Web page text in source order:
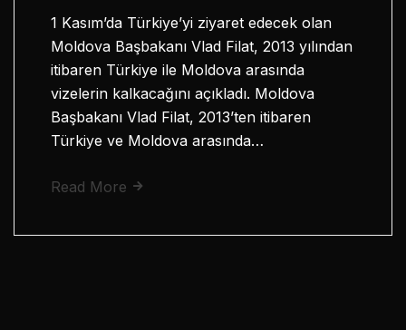
1 Kasım’da Türkiye’yi ziyaret edecek olan
Moldova Başbakanı Vlad Filat, 2013 yılından
itibaren Türkiye ile Moldova arasında
vizelerin kalkacağını açıkladı. Moldova
Başbakanı Vlad Filat, 2013’ten itibaren
Türkiye ve Moldova arasında…
Read More